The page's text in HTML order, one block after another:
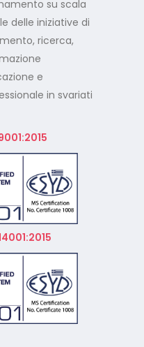
di Rozzano al
sedia in smart
Corsi
Marzo –
Gennaio –
su scala
delle iniziative di
ricerca,
e
in svariati